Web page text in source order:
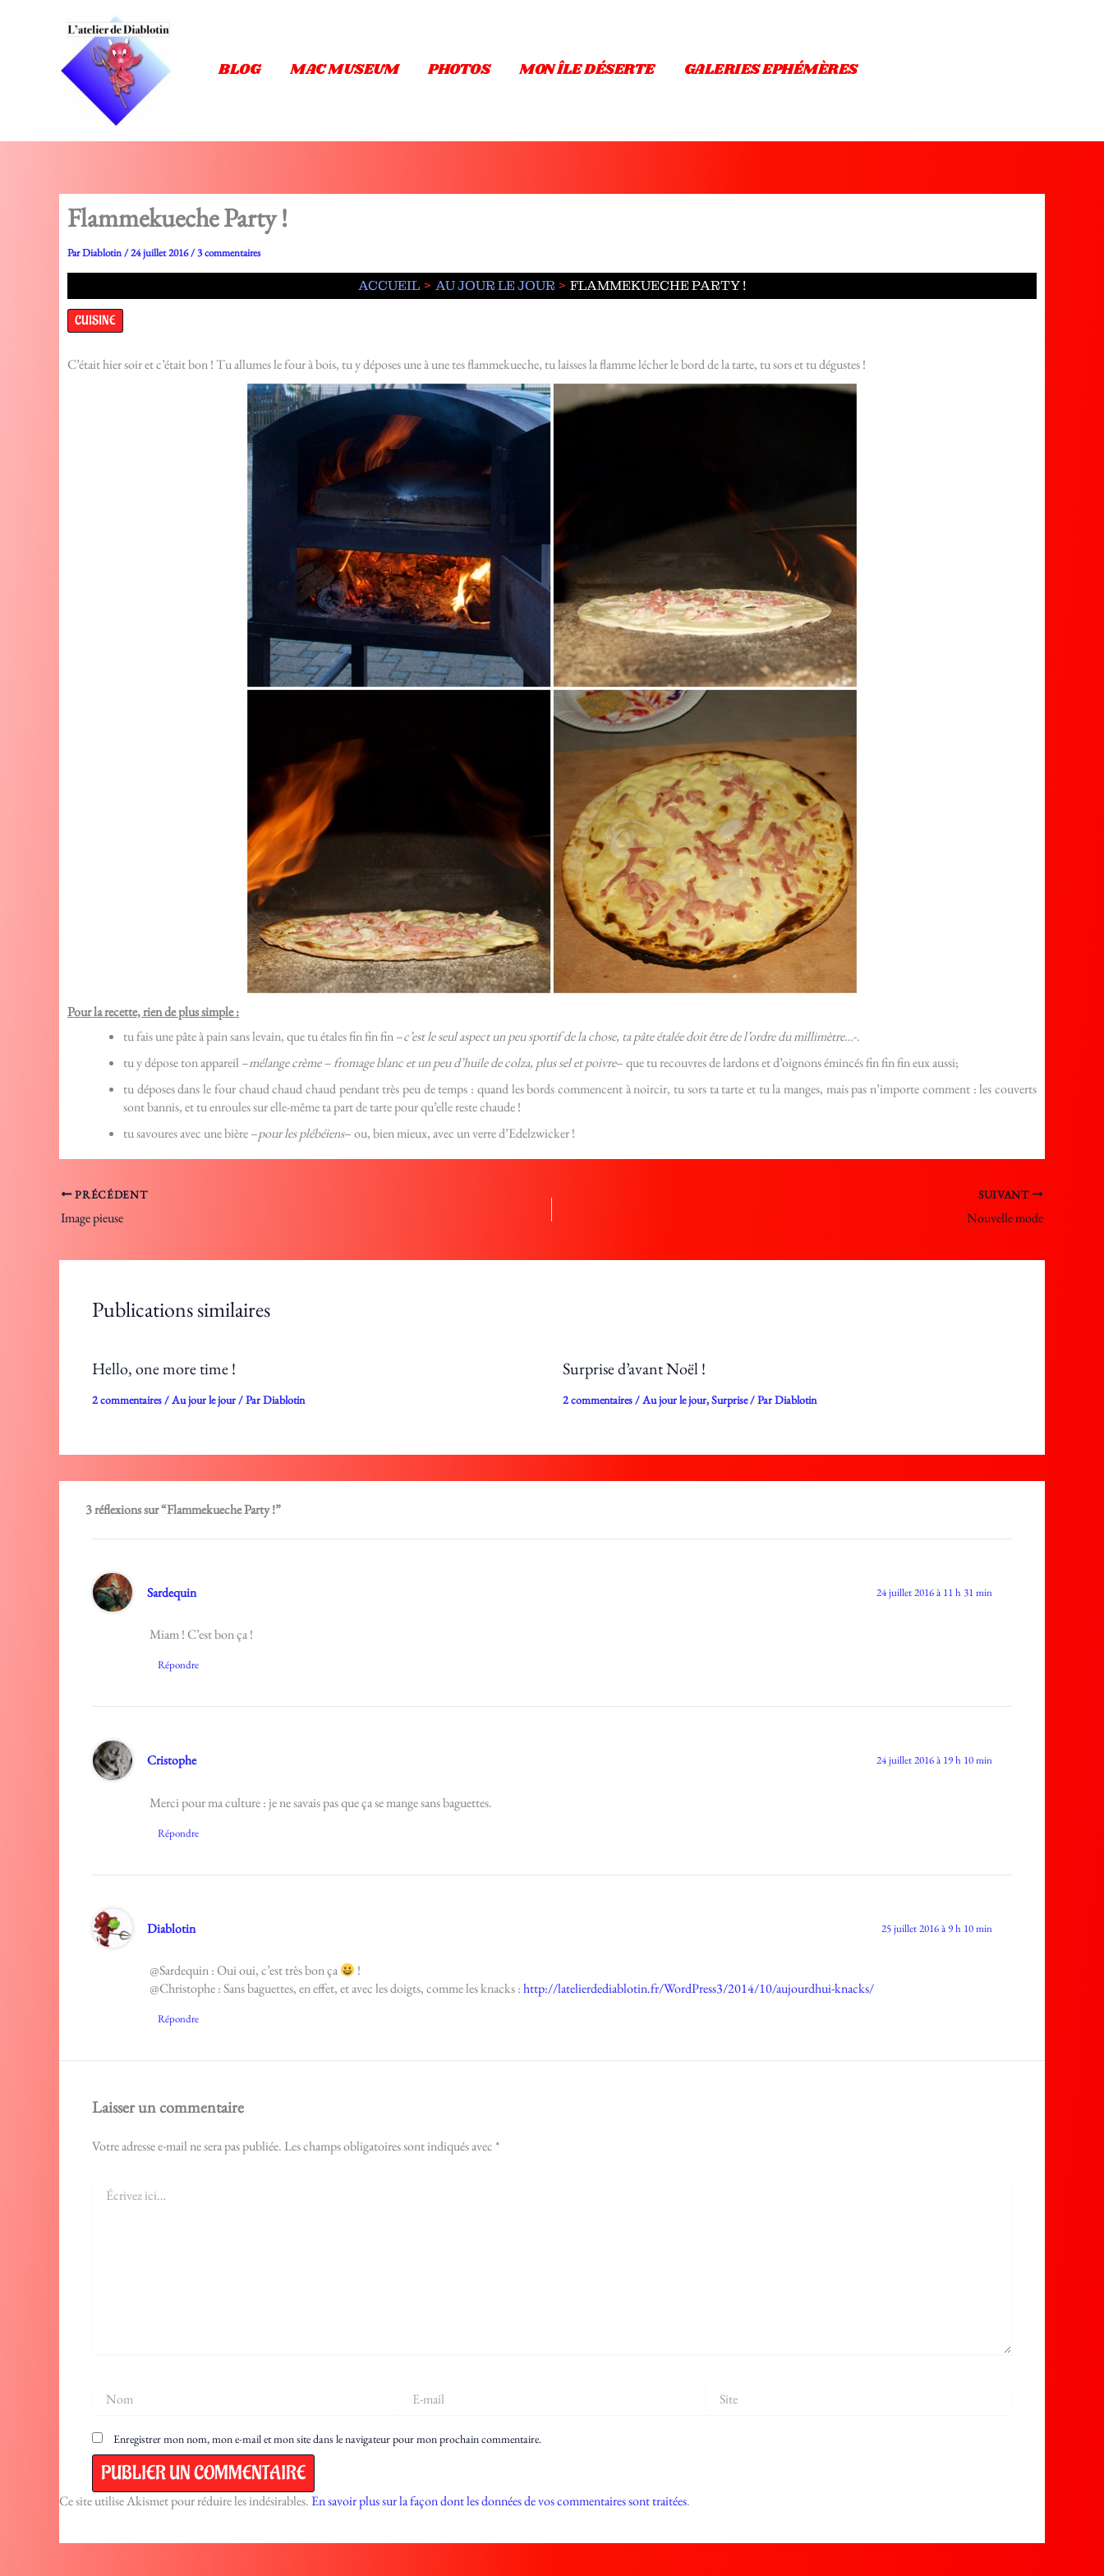
BLOG MAC MUSEUM PHOTOS MON ÎLE DÉSERTE GALERIES EPHÉMÈRES
Flammekueche Party !
ParDiablotin/24 juillet 2016/3 commentaires
ACCUEIL AU JOUR LE JOUR FLAMMEKUECHE PARTY !
CUISINE
C’était hier soir et c’était bon ! Tu allumes le four à bois, tu y déposes une à une tes flammekueche, tu laisses la flamme lécher le bord de la tarte, tu sors et tu dégustes !
Pour la recette, rien de plus simple :
tu fais une pâte à pain sans levain, que tu étales fin fin fin –c’est le seul aspect un peu sportif de la chose, ta pâte étalée doit être de l’ordre du millimètre…-.
tu y dépose ton appareil –mélange crème – fromage blanc et un peu d’huile de colza, plus sel et poivre– que tu recouvres de lardons et d’oignons émincés fin fin fin eux aussi;
tu déposes dans le four chaud chaud chaud pendant très peu de temps : quand les bords commencent à noircir, tu sors ta tarte et tu la manges, mais pas n’importe comment : les couverts
sont bannis, et tu enroules sur elle-même ta part de tarte pour qu’elle reste chaude !
tu savoures avec une bière –pour les plébéiens– ou, bien mieux, avec un verre d’Edelzwicker !
PRÉCÉDENT
Image pieuse
SUIVANT
Nouvelle mode
Publications similaires
Hello, one more time !
2 commentaires / Au jour le jour / ParDiablotin
Surprise d’avant Noël !
2 commentaires / Au jour le jour,Surprise/ ParDiablotin
3 réflexions sur “Flammekueche Party !”
Sardequin 24 juillet 2016 à 11 h 31 min
Miam ! C’est bon ça !
Répondre
Cristophe 24 juillet 2016 à 19 h 10 min
Merci pour ma culture : je ne savais pas que ça se mange sans baguettes.
Répondre
Diablotin 25 juillet 2016 à 9 h 10 min
@Sardequin : Oui oui, c’est très bon ça
!
@Christophe : Sans baguettes, en effet, et avec les doigts, comme les knacks :http://latelierdediablotin.fr/WordPress3/2014/10/aujourdhui-knacks/
Répondre
Laisser un commentaire
Votre adresse e-mail ne sera pas publiée.Les champs obligatoires sont indiqués avec *
ici…
mail
Enregistrer mon nom, mon e-mail et mon site dans le navigateur pour mon prochain commentaire.
Ce site utilise Akismet pour réduire les indésirables. En savoir plus sur la façon dont les données de vos commentaires sont traitées.